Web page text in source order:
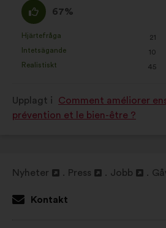
Jag
håller
med
:
67%
betecknats
som:
Hjärtefråga
: 21
gånger
Intetsägande
: 10
gånger
Realistiskt
: 45
gånger
Upplagt i
Comment améliorer
prévention et le bien-être ?
Nyheter
Öppna
i
Press
Öppna
Jobb
Öppna
Kontakt